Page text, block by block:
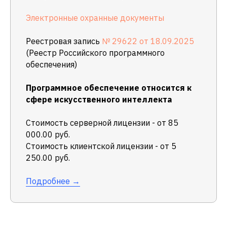
Электронные охранные документы
Реестровая запись № 29622 от 18.09.2025
(Реестр Российского программного
обеспечения)
Программное обеспечение относится к
сфере искусственного интеллекта
Стоимость серверной лицензии - от 85
000.00 руб.
Стоимость клиентской лицензии - от 5
250.00 руб.
Подробнее →